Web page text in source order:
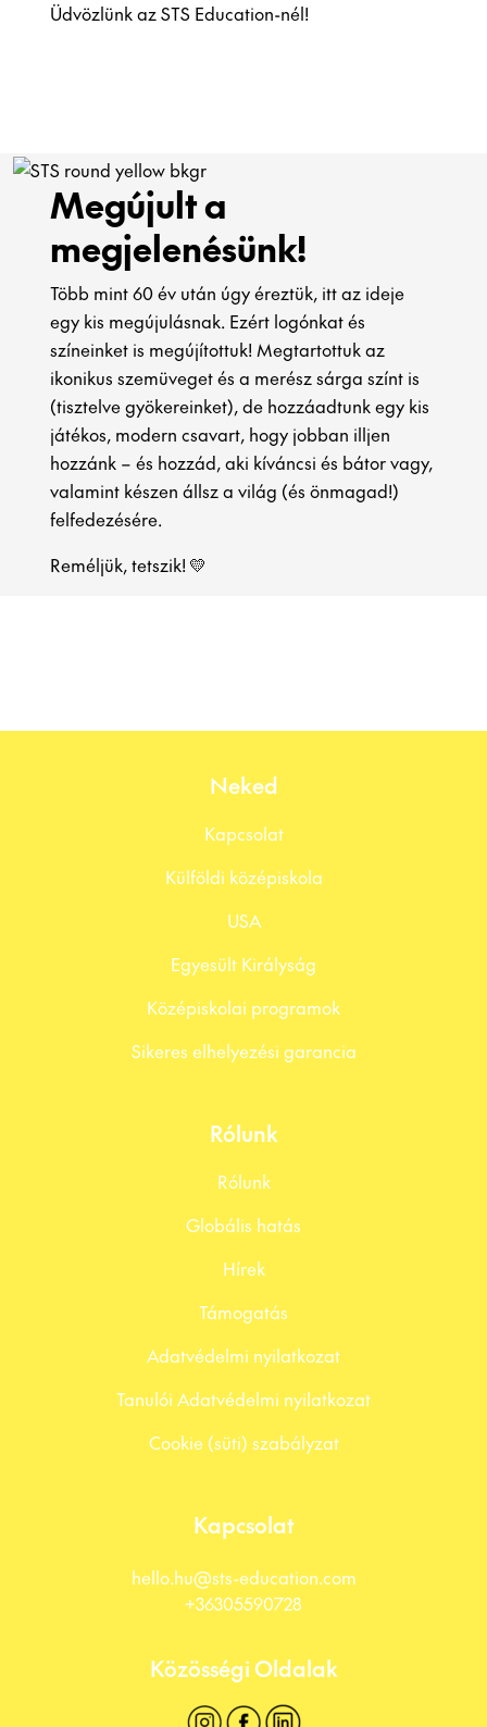
Üdvözlünk az STS Education-nél!
Megújult a
megjelenésünk!
Több mint 60 év után úgy éreztük, itt az ideje
egy kis megújulásnak. Ezért logónkat és
színeinket is megújítottuk! Megtartottuk az
ikonikus szemüveget és a merész sárga színt is
(tisztelve gyökereinket), de hozzáadtunk egy kis
játékos, modern csavart, hogy jobban illjen
hozzánk – és hozzád, aki kíváncsi és bátor vagy,
valamint készen állsz a világ (és önmagad!)
felfedezésére.
Reméljük, tetszik! 💛
Neked
Kapcsolat
Külföldi középiskola
USA
Egyesült Királyság
Középiskolai programok
Sikeres elhelyezési garancia
Rólunk
Rólunk
Globális hatás
Hírek
Támogatás
Adatvédelmi nyilatkozat
Tanulói Adatvédelmi nyilatkozat
Cookie (süti) szabályzat
Kapcsolat
hello.hu@sts-education.com
+36305590728
Közösségi Oldalak